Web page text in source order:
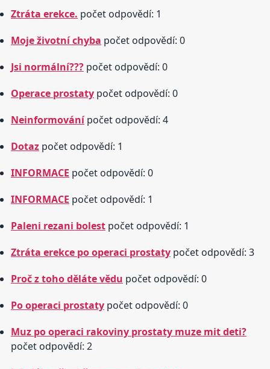
Ztráta erekce. počet odpovědí: 1
Moje životní chyba počet odpovědí: 0
Jsi normální??? počet odpovědí: 0
Operace prostaty počet odpovědí: 0
Neinformovánípočet odpovědí: 4
Dotaz počet odpovědí: 1
INFORMACE počet odpovědí: 0
INFORMACE počet odpovědí: 1
Paleni rezani bolest počet odpovědí: 1
Ztráta erekce po operaci prostaty počet odpovědí: 3
Proč z toho děláte vědu počet odpovědí: 0
Po operaci prostaty počet odpovědí: 0
Muz po operaci rakoviny prostaty muze mit deti?
počet odpovědí: 2